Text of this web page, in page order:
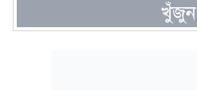
খুঁজুন